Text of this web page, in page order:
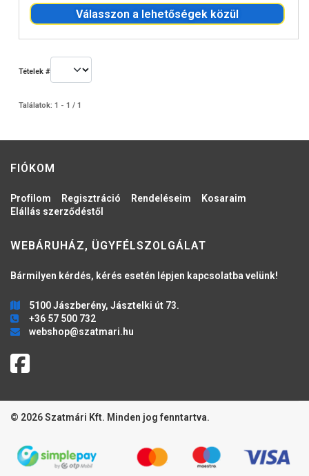
Válasszon a lehetőségek közül
Tételek #
Találatok: 1 - 1 / 1
FIÓKOM
Profilom Regisztráció Rendeléseim
Kosaraim
Elállás szerződéstől
WEBÁRUHÁZ, ÜGYFÉLSZOLGÁLAT
Bármilyen kérdés, kérés esetén lépjen kapcsolatba velünk!
5100 Jászberény, Jásztelki út 73.
+36 57 500 732
webshop@szatmari.hu
© 2026 Szatmári Kft. Minden jog fenntartva.